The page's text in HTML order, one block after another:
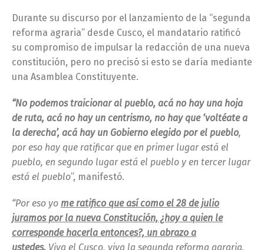
Durante su discurso por el lanzamiento de la “segunda
reforma agraria” desde Cusco, el mandatario ratificó
su compromiso de impulsar la redacción de una nueva
constitución, pero no precisó si esto se daría mediante
una Asamblea Constituyente.
“No podemos traicionar al pueblo, acá no hay una hoja
de ruta, acá no hay un centrismo, no hay que ‘voltéate a
la derecha’, acá hay un Gobierno elegido por el pueblo,
por eso hay que ratificar que en primer lugar está el
pueblo, en segundo lugar está el pueblo y en tercer lugar
está el pueblo”, manifestó.
“Por eso yo me ratifico que así como el 28 de julio
juramos por la nueva Constitución, ¿hoy a quien le
corresponde hacerla entonces?, un abrazo a
ustedes. Viva el Cusco, viva la segunda reforma agraria,